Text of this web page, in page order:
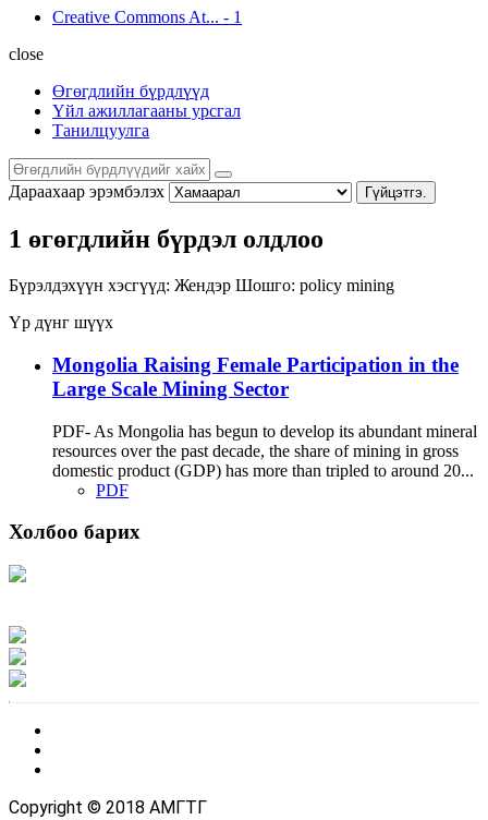
Creative Commons At... - 1
close
Өгөгдлийн бүрдлүүд
Үйл ажиллагааны урсгал
Танилцуулга
Дараахаар эрэмбэлэх Гүйцэтгэ.
1 өгөгдлийн бүрдэл олдлоо
Бүрэлдэхүүн хэсгүүд: Жендэр Шошго: policy mining
Үр дүнг шүүх
Mongolia Raising Female Participation in the
Large Scale Mining Sector
PDF- As Mongolia has begun to develop its abundant mineral
resources over the past decade, the share of mining in gross
domestic product (GDP) has more than tripled to around 20...
PDF
Холбоо барих
Copyright © 2018 АМГТГ